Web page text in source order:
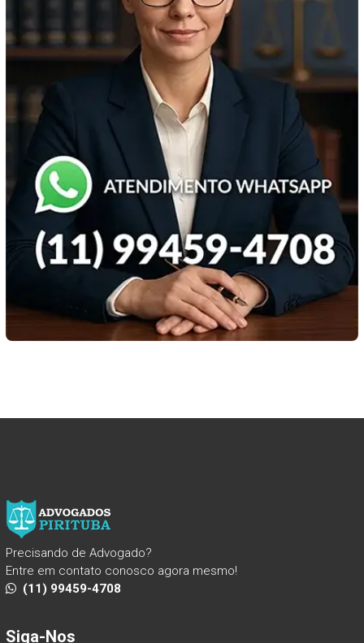
Precisando de Advogado?
Entre em contato conosco agora mesmo!
(11) 99459-4708
Siga-Nos